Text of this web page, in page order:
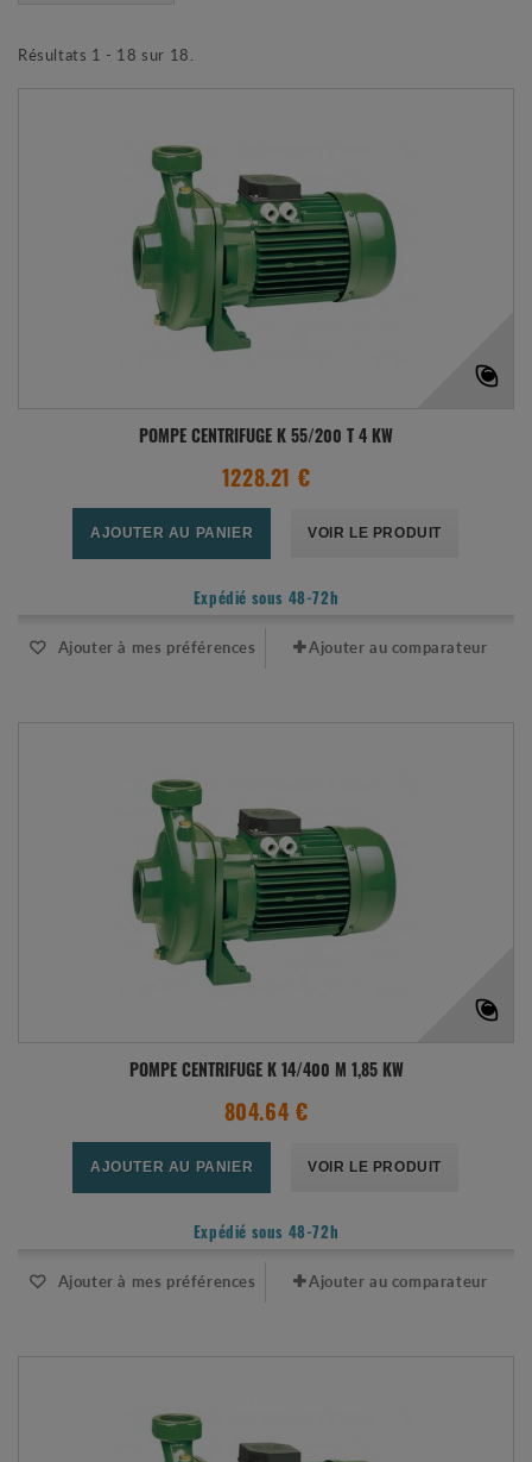
Résultats 1 - 18 sur 18.
POMPE CENTRIFUGE K 55/200 T 4 KW
1228.21 €
AJOUTER AU PANIER VOIR LE PRODUIT
Expédié sous 48-72h
Ajouter à mes préférences Ajouter au comparateur
POMPE CENTRIFUGE K 14/400 M 1,85 KW
804.64 €
AJOUTER AU PANIER VOIR LE PRODUIT
Expédié sous 48-72h
Ajouter à mes préférences Ajouter au comparateur